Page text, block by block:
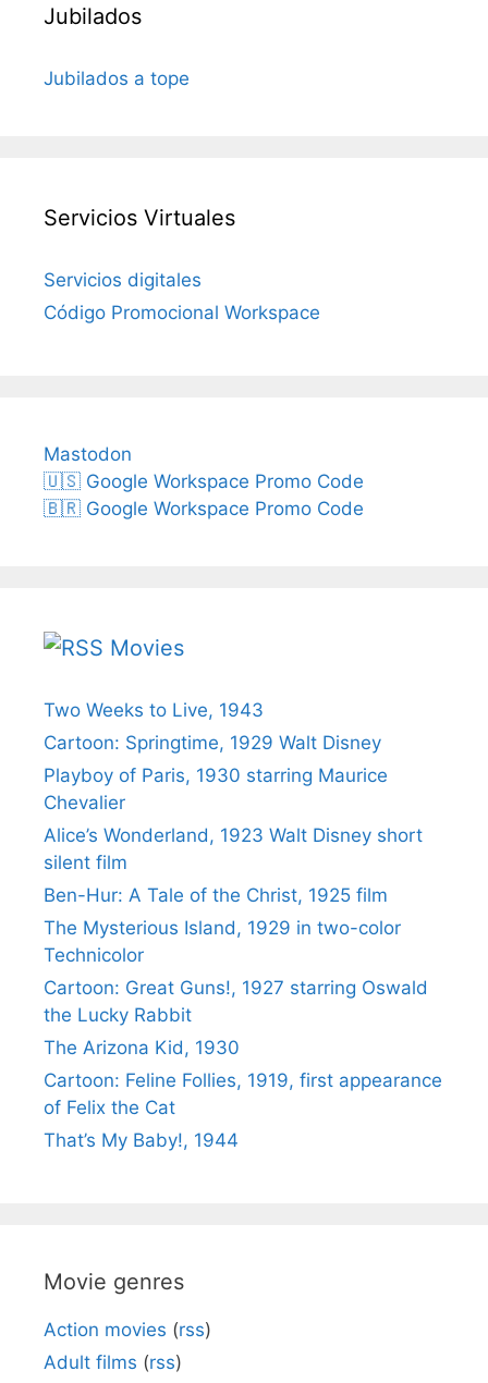
Jubilados
Jubilados a tope
Servicios Virtuales
Servicios digitales
Código Promocional Workspace
Mastodon
🇺🇸 Google Workspace Promo Code
🇧🇷 Google Workspace Promo Code
Movies
Two Weeks to Live, 1943
Cartoon: Springtime, 1929 Walt Disney
Playboy of Paris, 1930 starring Maurice
Chevalier
Alice’s Wonderland, 1923 Walt Disney short
silent film
Ben-Hur: A Tale of the Christ, 1925 film
The Mysterious Island, 1929 in two-color
Technicolor
Cartoon: Great Guns!, 1927 starring Oswald
the Lucky Rabbit
The Arizona Kid, 1930
Cartoon: Feline Follies, 1919, first appearance
of Felix the Cat
That’s My Baby!, 1944
Movie genres
Action movies (rss)
Adult films (rss)